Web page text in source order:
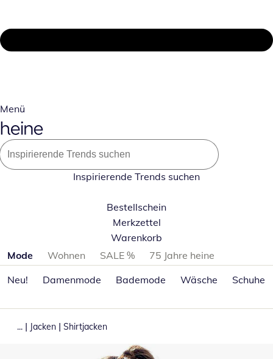
Menü
Inspirierende Trends suchen
Bestellschein
Merkzettel
Warenkorb
Produktkategorien überspringen
Mode Wohnen SALE %
75 Jahre heine
Neu!
Damenmode Bademode Wäsche Schuhe
... | Jacken | Shirtjacken